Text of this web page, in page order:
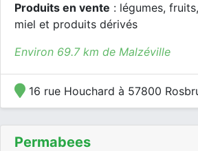
Produits en vente : légumes,
miel et produits dérivés
Environ 69.7 km de Malzéville
16 rue Houchard à 57800
Permabees